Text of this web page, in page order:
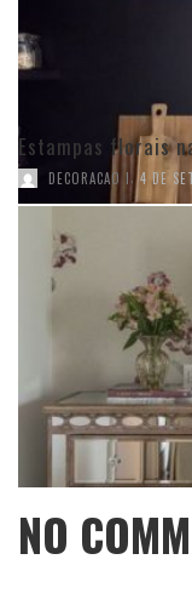
Estampas florais
DECORACAO I, 4 DE
NO